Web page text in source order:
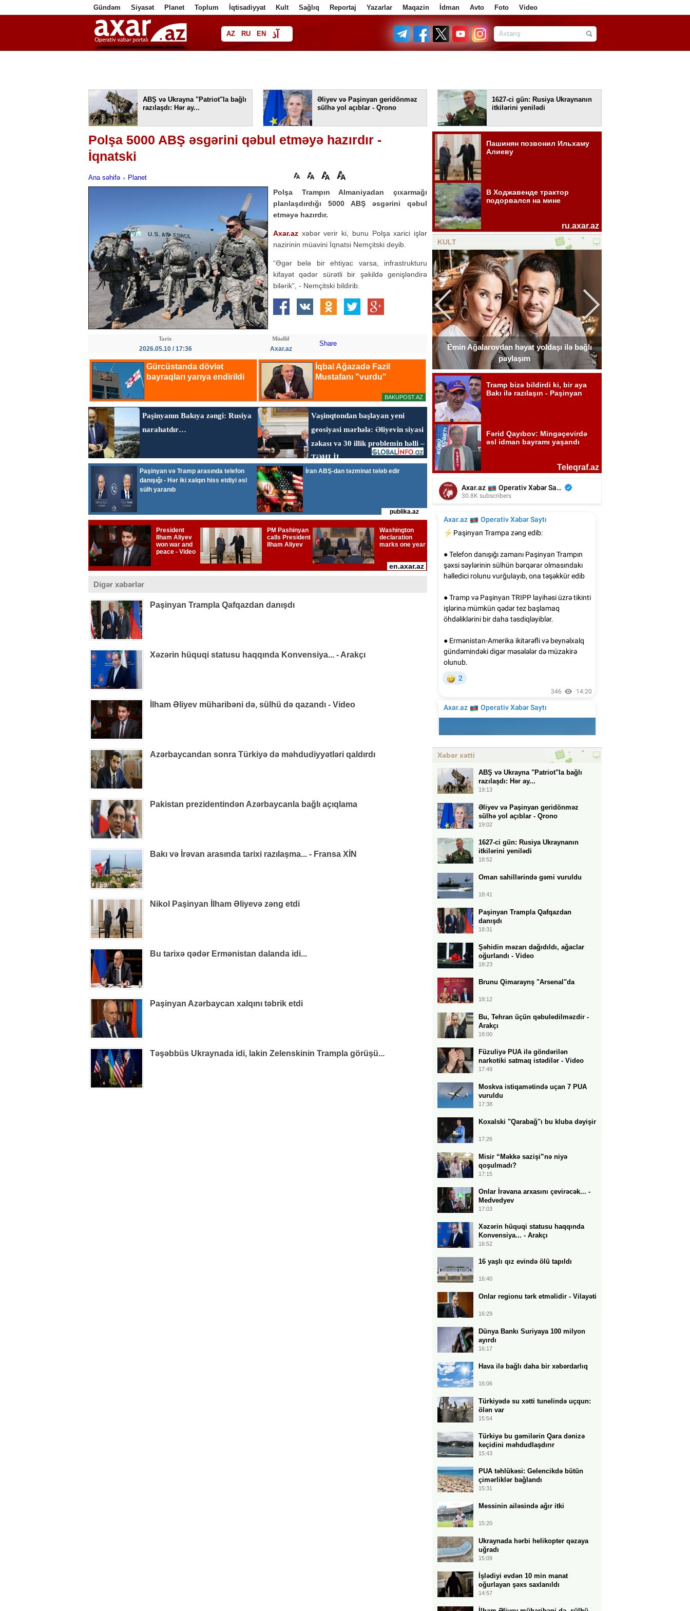
Gündəm Siyasət Planet Toplum İqtisadiyyat Kult Sağlıq Reportaj Yazarlar Maqazin İdman Avto Foto Video
AZ RU EN آذ
فا
ABŞ və Ukrayna "Patriot"la bağlı
razılaşdı: Hər ay...
Əliyev və Paşinyan geridönməz
sülhə yol açıblar - Qrono
1627-ci gün: Rusiya Ukraynanın
itkilərini yenilədi
Polşa 5000 ABŞ əsgərini qəbul etməyə hazırdır -
İqnatski
Ana səhifə Planet
Polşa Trampın Almaniyadan çıxarmağı
planlaşdırdığı 5000 ABŞ əsgərini qəbul
etməyə hazırdır.
Axar.az xəbər verir ki, bunu Polşa xarici işlər
nazirinin müavini İqnatsi Nemçitski deyib.
“Əgər belə bir ehtiyac varsa, infrastrukturu
kifayət qədər sürətli bir şəkildə genişləndirə
bilərik”, - Nemçitski bildirib.
Tarix
2026.05.10 / 17:36
Müəllif
Axar.az
Share
Digər xəbərlər
Paşinyan Trampla Qafqazdan danışdı
Xəzərin hüquqi statusu haqqında Konvensiya... - Arakçı
İlham Əliyev müharibəni də, sülhü də qazandı - Video
Azərbaycandan sonra Türkiyə də məhdudiyyətləri qaldırdı
Pakistan prezidentindən Azərbaycanla bağlı açıqlama
Bakı və İrəvan arasında tarixi razılaşma... - Fransa XİN
Nikol Paşinyan İlham Əliyevə zəng etdi
Bu tarixə qədər Ermənistan dalanda idi...
Paşinyan Azərbaycan xalqını təbrik etdi
Təşəbbüs Ukraynada idi, lakin Zelenskinin Trampla görüşü...
KULT
Emin Ağalarovdan həyat yoldaşı ilə bağlı
paylaşım
Elşad Xosenin ölüm xəbəri yayıldı
Emin Ağalarovdan həyat yoldaşı ilə bağlı
Xəbər xətti
ABŞ və Ukrayna "Patriot"la bağlı
razılaşdı: Hər ay...
19:13
Əliyev və Paşinyan geridönməz
sülhə yol açıblar - Qrono
19:02
1627-ci gün: Rusiya Ukraynanın
itkilərini yenilədi
18:52
Oman sahillərində gəmi vuruldu
18:41
Paşinyan Trampla Qafqazdan
danışdı
18:31
Şəhidin məzarı dağıdıldı, ağaclar
oğurlandı - Video
18:23
Brunu Qimaraynş "Arsenal"da
18:12
Bu, Tehran üçün qəbuledilməzdir -
Arakçı
18:00
Füzuliyə PUA ilə göndərilən
narkotiki satmaq istədilər - Video
17:49
Moskva istiqamətində uçan 7 PUA
vuruldu
17:38
Koxalski "Qarabağ"ı bu kluba dəyişir
17:26
Misir “Məkkə sazişi”nə niyə
qoşulmadı?
17:15
Onlar İrəvana arxasını çevirəcək... -
Medvedyev
17:03
Xəzərin hüquqi statusu haqqında
Konvensiya... - Arakçı
16:52
16 yaşlı qız evində ölü tapıldı
16:40
Onlar regionu tərk etməlidir - Vilayəti
16:29
Dünya Bankı Suriyaya 100 milyon
ayırdı
16:17
Hava ilə bağlı daha bir xəbərdarlıq
16:06
Türkiyədə su xətti tunelində uçqun:
ölən var
15:54
Türkiyə bu gəmilərin Qara dənizə
keçidini məhdudlaşdırır
15:43
PUA təhlükəsi: Gelencikdə bütün
çimərliklər bağlandı
15:31
Messinin ailəsində ağır itki
15:20
Ukraynada hərbi helikopter qəzaya
uğradı
15:09
İşlədiyi evdən 10 min manat
oğurlayan şəxs saxlanıldı
14:57